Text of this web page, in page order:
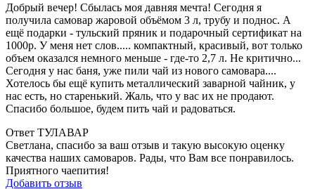
Добрый вечер! Сбылась моя давняя мечта! Сегодня я
получила самовар жаровой объёмом 3 л, трубу и поднос. А
ещё подарки - тульский пряник и подарочный сертификат на
1000р. У меня нет слов..... компактный, красивый, вот только
объем оказался немного меньше - где-то 2,7 л. Не критично...
Сегодня у нас баня, уже пили чай из нового самовара....
Хотелось бы ещё купить металлический заварной чайник, у
нас есть, но старенький. Жаль, что у вас их не продают.
Спасибо большое, будем пить чай и радоваться.
Ответ ТУЛАВАР
Светлана, спасибо за ваш отзыв и такую высокую оценку
качества наших самоваров. Рады, что Вам все понравилось.
Приятного чаепития!
Добавить отзыв